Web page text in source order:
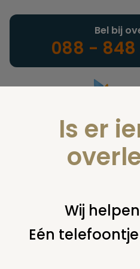
Landelijke
Bel bij
088 - 848
U bent hier: home nieuws &
bij begraafplaats son en breugel
Is er
Wij
Eén